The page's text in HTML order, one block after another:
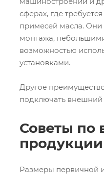
сферах, где
примесей масла. Они
монтажа,
возможностью
установками.
Другое
подключать внешний
Советы по
продукции
Размеры первичной